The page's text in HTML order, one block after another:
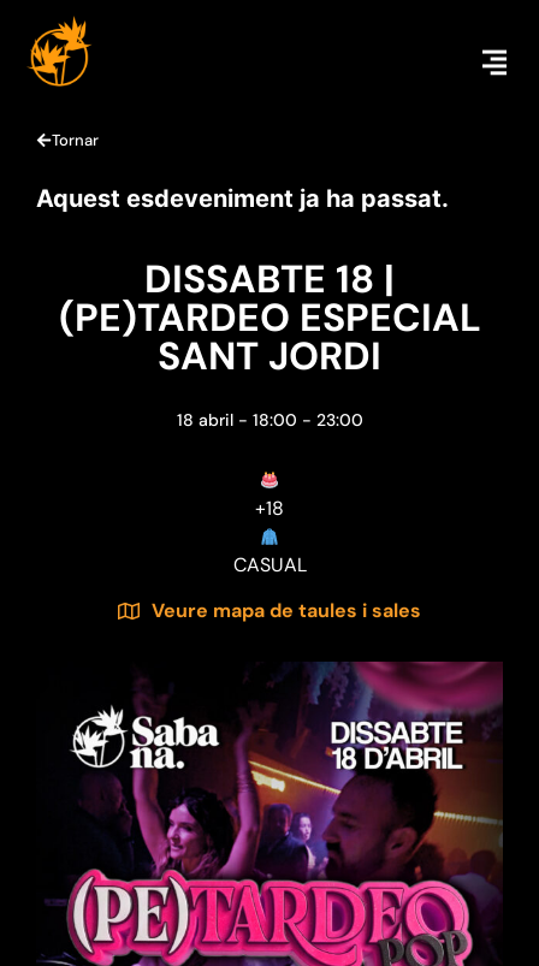
Tornar
Aquest esdeveniment ja ha passat.
DISSABTE 18 |
(PE)TARDEO ESPECIAL
SANT JORDI
18 abril - 18:00 - 23:00
+18
CASUAL
Veure mapa de taules i sales